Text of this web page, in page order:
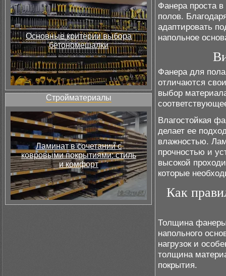
Основные критерии выбора
бетономешалки
Стройматериалы
Ламинат в сочетании с
ковровыми покрытиями: стиль
и комфорт
Фанера проста в
полов.
адаптировать
напольное
Фанера для
отличаются
выбор
Влагостойкая
делает ее
влажностью.
прочностью и
высокой
которые
Как
Толщина фанеры
напольного
нагрузок и
толщина
покрытия.